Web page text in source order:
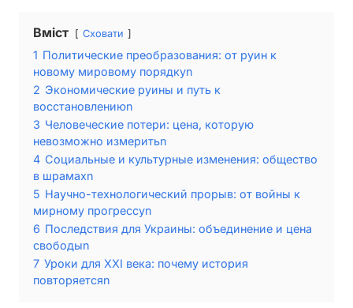
Вміст Сховати
1 Политические преобразования: от руин к
новому мировому порядкуn
2 Экономические руины и путь к
восстановлениюn
3 Человеческие потери: цена, которую
невозможно измеритьn
4 Социальные и культурные изменения: общество
в шрамахn
5 Научно-технологический прорыв: от войны к
мирному прогрессуn
6 Последствия для Украины: объединение и цена
свободыn
7 Уроки для XXI века: почему история
повторяетсяn